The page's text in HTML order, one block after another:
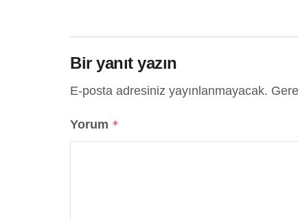
Bir yanıt yazın
E-posta adresiniz yayınlanmayacak.
Yorum *